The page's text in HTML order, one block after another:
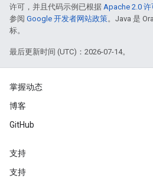
许可，并且代码示例已根据 Apache 2.0 许
参阅 Google 开发者网站政策。Java 是
标。
最后更新时间 (UTC)：2026-07-14。
掌握动态
博客
GitHub
支持
支持